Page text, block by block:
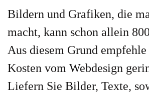
Bildern und Grafiken, die
macht, kann schon allein
Aus diesem Grund
Kosten vom Webdesign
Liefern Sie Bilder, Texte,